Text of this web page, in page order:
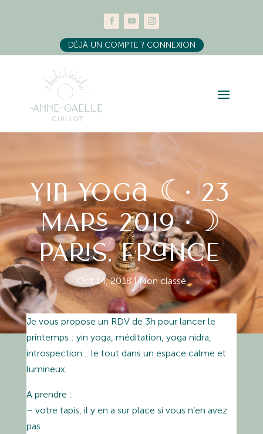
DÉJÀ UN COMPTE ? CONNEXION
Yin yoga ☾• 23
MARS 2019 •☽
PARIS, FRANCE
Oct 14, 2018|Non classé
Je vous propose un RDV de 3h pour lancer le
printemps : yin yoga, méditation, yoga nidra,
introspection… le tout dans un espace calme et
lumineux.
A prendre :
– votre tapis, il y en a sur place si vous n’en avez
pas